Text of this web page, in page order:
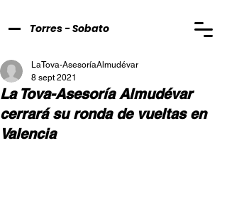
Torres - Sobato
La Tova-Asesoría Almudévar
cerrará su ronda de vueltas en
Valencia
LaTova-AsesoríaAlmudévar
8 sept 2021